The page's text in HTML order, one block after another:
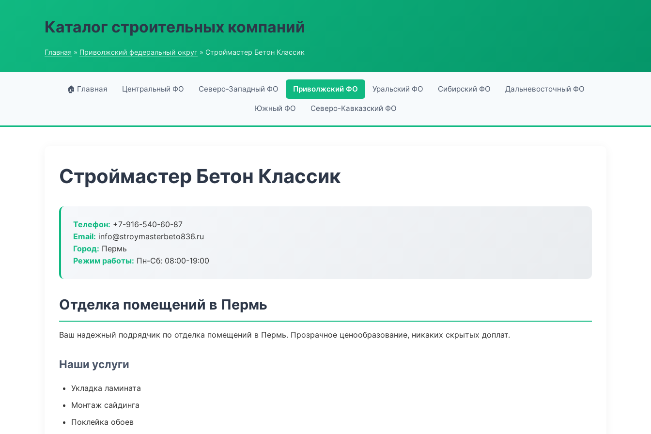
Каталог строительных компаний
Главная » Приволжский федеральный округ » Строймастер Бетон Классик
🏠 Главная Центральный ФО Северо-Западный ФО Приволжский ФО Уральский ФО Сибирский ФО Дальневосточный ФО
Южный ФО Северо-Кавказский ФО
Строймастер Бетон Классик
Телефон: +7-916-540-60-87
Email: info@stroymasterbeto836.ru
Город: Пермь
Режим работы: Пн-Сб: 08:00-19:00
Отделка помещений в Пермь
Ваш надежный подрядчик по отделка помещений в Пермь. Прозрачное ценообразование, никаких скрытых доплат.
Наши услуги
Укладка ламината
Монтаж сайдинга
Поклейка обоев